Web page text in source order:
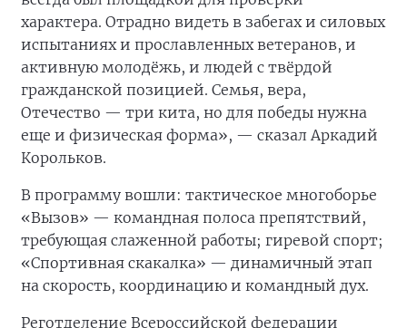
характера. Отрадно видеть в забегах и силовых
испытаниях и прославленных ветеранов, и
активную молодёжь, и людей с твёрдой
гражданской позицией. Семья, вера,
Отечество — три кита, но для победы нужна
еще и физическая форма», — сказал Аркадий
Корольков.
В программу вошли: тактическое многоборье
«Вызов» — командная полоса препятствий,
требующая слаженной работы; гиревой спорт;
«Спортивная скакалка» — динамичный этап
на скорость, координацию и командный дух.
Реготделение Всероссийской федерации